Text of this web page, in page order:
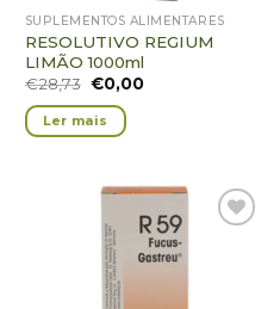
SUPLEMENTOS ALIMENTARES
RESOLUTIVO REGIUM
LIMÃO 1000ml
€28,73 €0,00
Ler mais